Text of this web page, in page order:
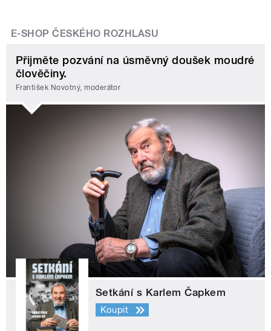
E-SHOP ČESKÉHO ROZHLASU
Přijměte pozvání na úsměvný doušek moudré
člověčiny.
František Novotný, moderátor
Setkání s Karlem Čapkem
Koupit